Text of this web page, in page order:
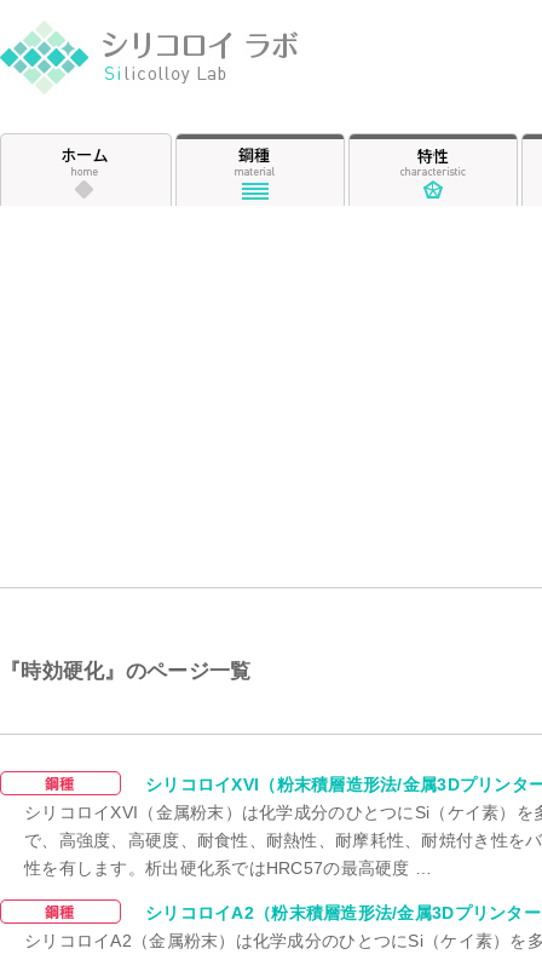
『時効硬化』のページ一覧
時効硬化
シリコロイXVI（粉末積層造形法/金属3Dプリンタ
シリコロイXVI（金属粉末）は化学成分のひとつにSi（ケイ素）
で、高強度、高硬度、耐食性、耐熱性、耐摩耗性、耐焼付き性を
性を有します。析出硬化系ではHRC57の最高硬度 …
時効硬化
シリコロイA2（粉末積層造形法/金属3Dプリンタ
シリコロイA2（金属粉末）は化学成分のひとつにSi（ケイ素）を